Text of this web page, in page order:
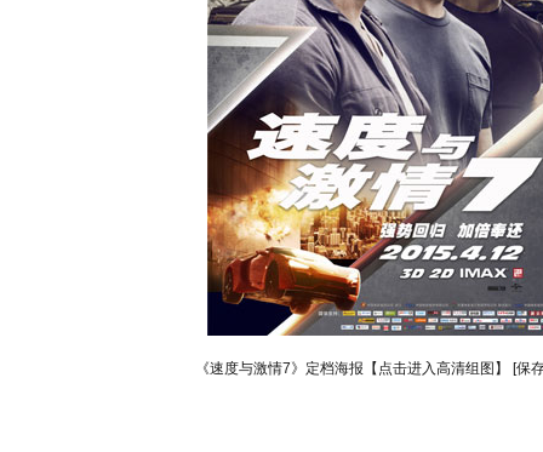
《速度与激情7》定档海报【点击进入高清组图】 [保